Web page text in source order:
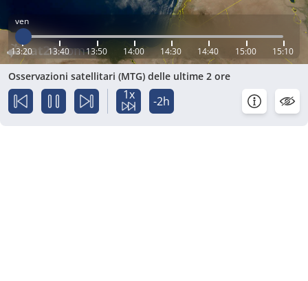
ven
13:20 13:40 13:50 14:00 14:30 14:40 15:00 15:10
Osservazioni satellitari (MTG) delle ultime 2 ore
1x -2h